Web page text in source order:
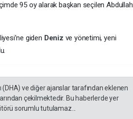
95 oy alarak başkan seçilen Abdullah
giden Deniz ve yönetimi, yeni
(DHA) ve diğer ajanslar tarafından eklenen
çekilmektedir. Bu haberlerde yer
sorumlu tutulamaz...